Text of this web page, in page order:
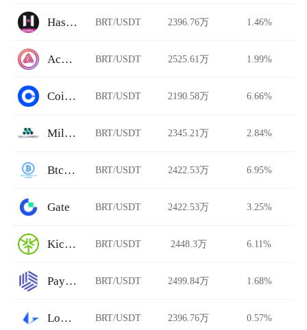
HashKey Global BRT/USDT 2396.76万 1.46%
Acala Swap BRT/USDT 2525.61万 1.99%
Coinbase Pro BRT/USDT 2190.58万 6.66%
Millionero BRT/USDT 2345.21万 2.84%
BtcTrade BRT/USDT 2422.53万 6.95%
Gate BRT/USDT 2422.53万 3.25%
KickEX BRT/USDT 2448.3万 6.11%
Paymium BRT/USDT 2499.84万 1.68%
Loopring AMM BRT/USDT 2396.76万 0.57%